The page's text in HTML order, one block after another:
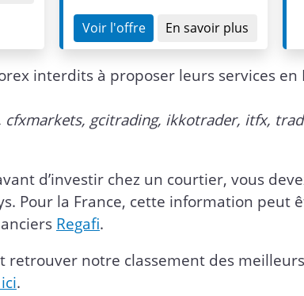
Voir l'offre En savoir plus
interdits à proposer leurs services en
cfxmarkets, gcitrading, ikkotrader, itfx,
d’investir chez un courtier, vous
Pour la France, cette information peut
Regafi.
retrouver notre classement des
.